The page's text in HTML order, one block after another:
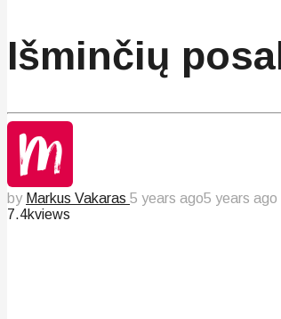
Išminčių
by Markus Vakaras 5 years ago5 years ago
7.4kviews